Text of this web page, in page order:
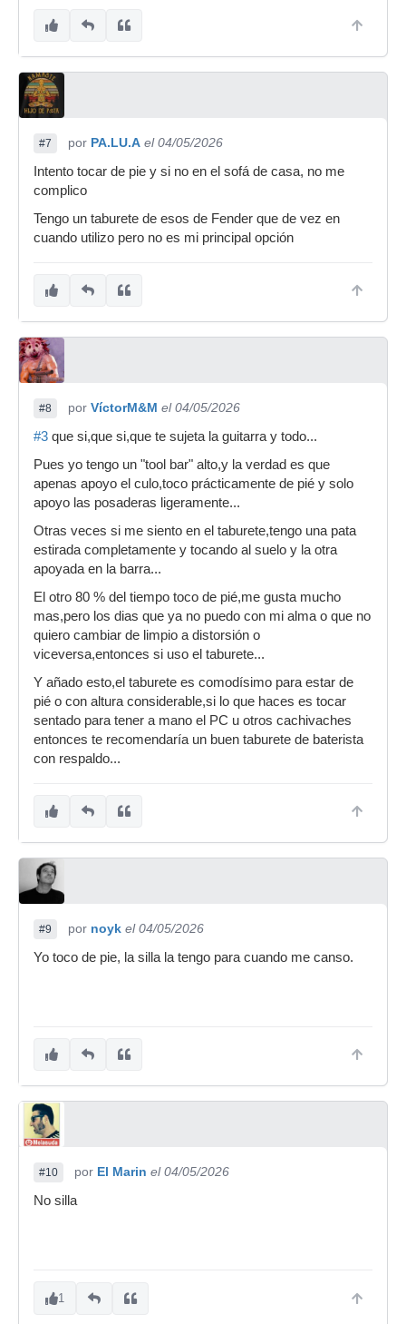
#7 por PA.LU.A el 04/05/2026
Intento tocar de pie y si no en el sofá de casa, no me
complico
Tengo un taburete de esos de Fender que de vez en
cuando utilizo pero no es mi principal opción
#8 por VíctorM&M el 04/05/2026
#3 que si,que si,que te sujeta la guitarra y todo...
Pues yo tengo un "tool bar" alto,y la verdad es que
apenas apoyo el culo,toco prácticamente de pié y solo
apoyo las posaderas ligeramente...
Otras veces si me siento en el taburete,tengo una pata
estirada completamente y tocando al suelo y la otra
apoyada en la barra...
El otro 80 % del tiempo toco de pié,me gusta mucho
mas,pero los dias que ya no puedo con mi alma o que no
quiero cambiar de limpio a distorsión o
viceversa,entonces si uso el taburete...
Y añado esto,el taburete es comodísimo para estar de
pié o con altura considerable,si lo que haces es tocar
sentado para tener a mano el PC u otros cachivaches
entonces te recomendaría un buen taburete de baterista
con respaldo...
#9 por noyk el 04/05/2026
Yo toco de pie, la silla la tengo para cuando me canso.
#10 por El Marin el 04/05/2026
No silla
1